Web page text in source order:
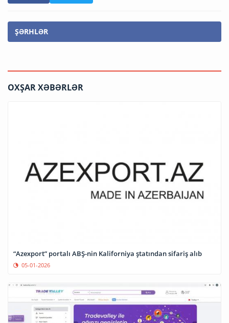
ŞƏRHLƏR
OXŞAR XƏBƏRLƏR
“Azexport” portalı ABŞ-nin Kaliforniya ştatından sifariş alıb
05-01-2026